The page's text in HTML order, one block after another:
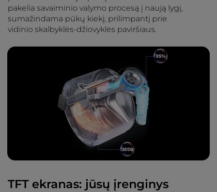
pakelia savaiminio valymo procesą į naują lygį,
sumažindama pūkų kiekį, prilimpantį prie
vidinio skalbyklės-džiovyklės paviršiaus.
TFT ekranas: jūsų įrenginys